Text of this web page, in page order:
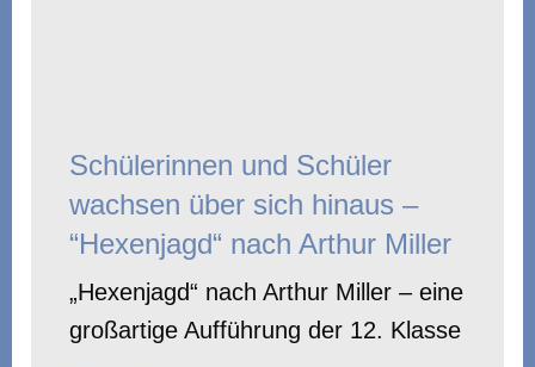
Schülerinnen und Schüler
wachsen über sich hinaus –
“Hexenjagd“ nach Arthur Miller
„Hexenjagd“ nach Arthur Miller – eine
großartige Aufführung der 12. Klasse